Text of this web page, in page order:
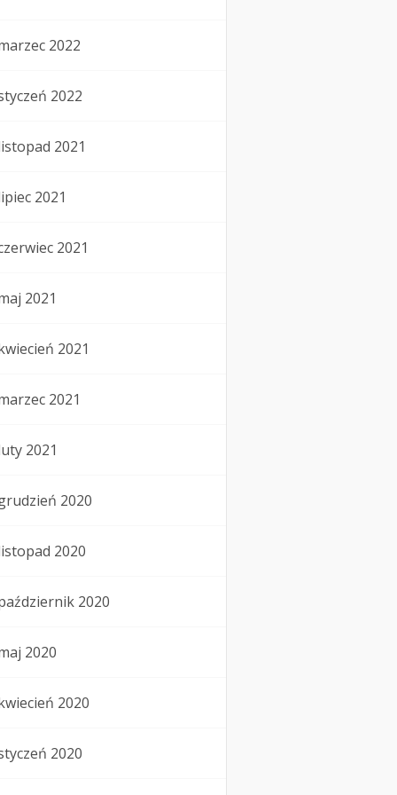
2022
2022
2021
2021
2021
2021
2021
2021
2021
2020
2020
2020
2020
2020
2020